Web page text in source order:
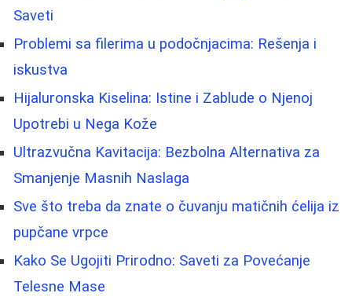
Saveti
Problemi sa filerima u podočnjacima: Rešenja i
iskustva
Hijaluronska Kiselina: Istine i Zablude o Njenoj
Upotrebi u Nega Kože
Ultrazvučna Kavitacija: Bezbolna Alternativa za
Smanjenje Masnih Naslaga
Sve što treba da znate o čuvanju matičnih ćelija iz
pupčane vrpce
Kako Se Ugojiti Prirodno: Saveti za Povećanje
Telesne Mase